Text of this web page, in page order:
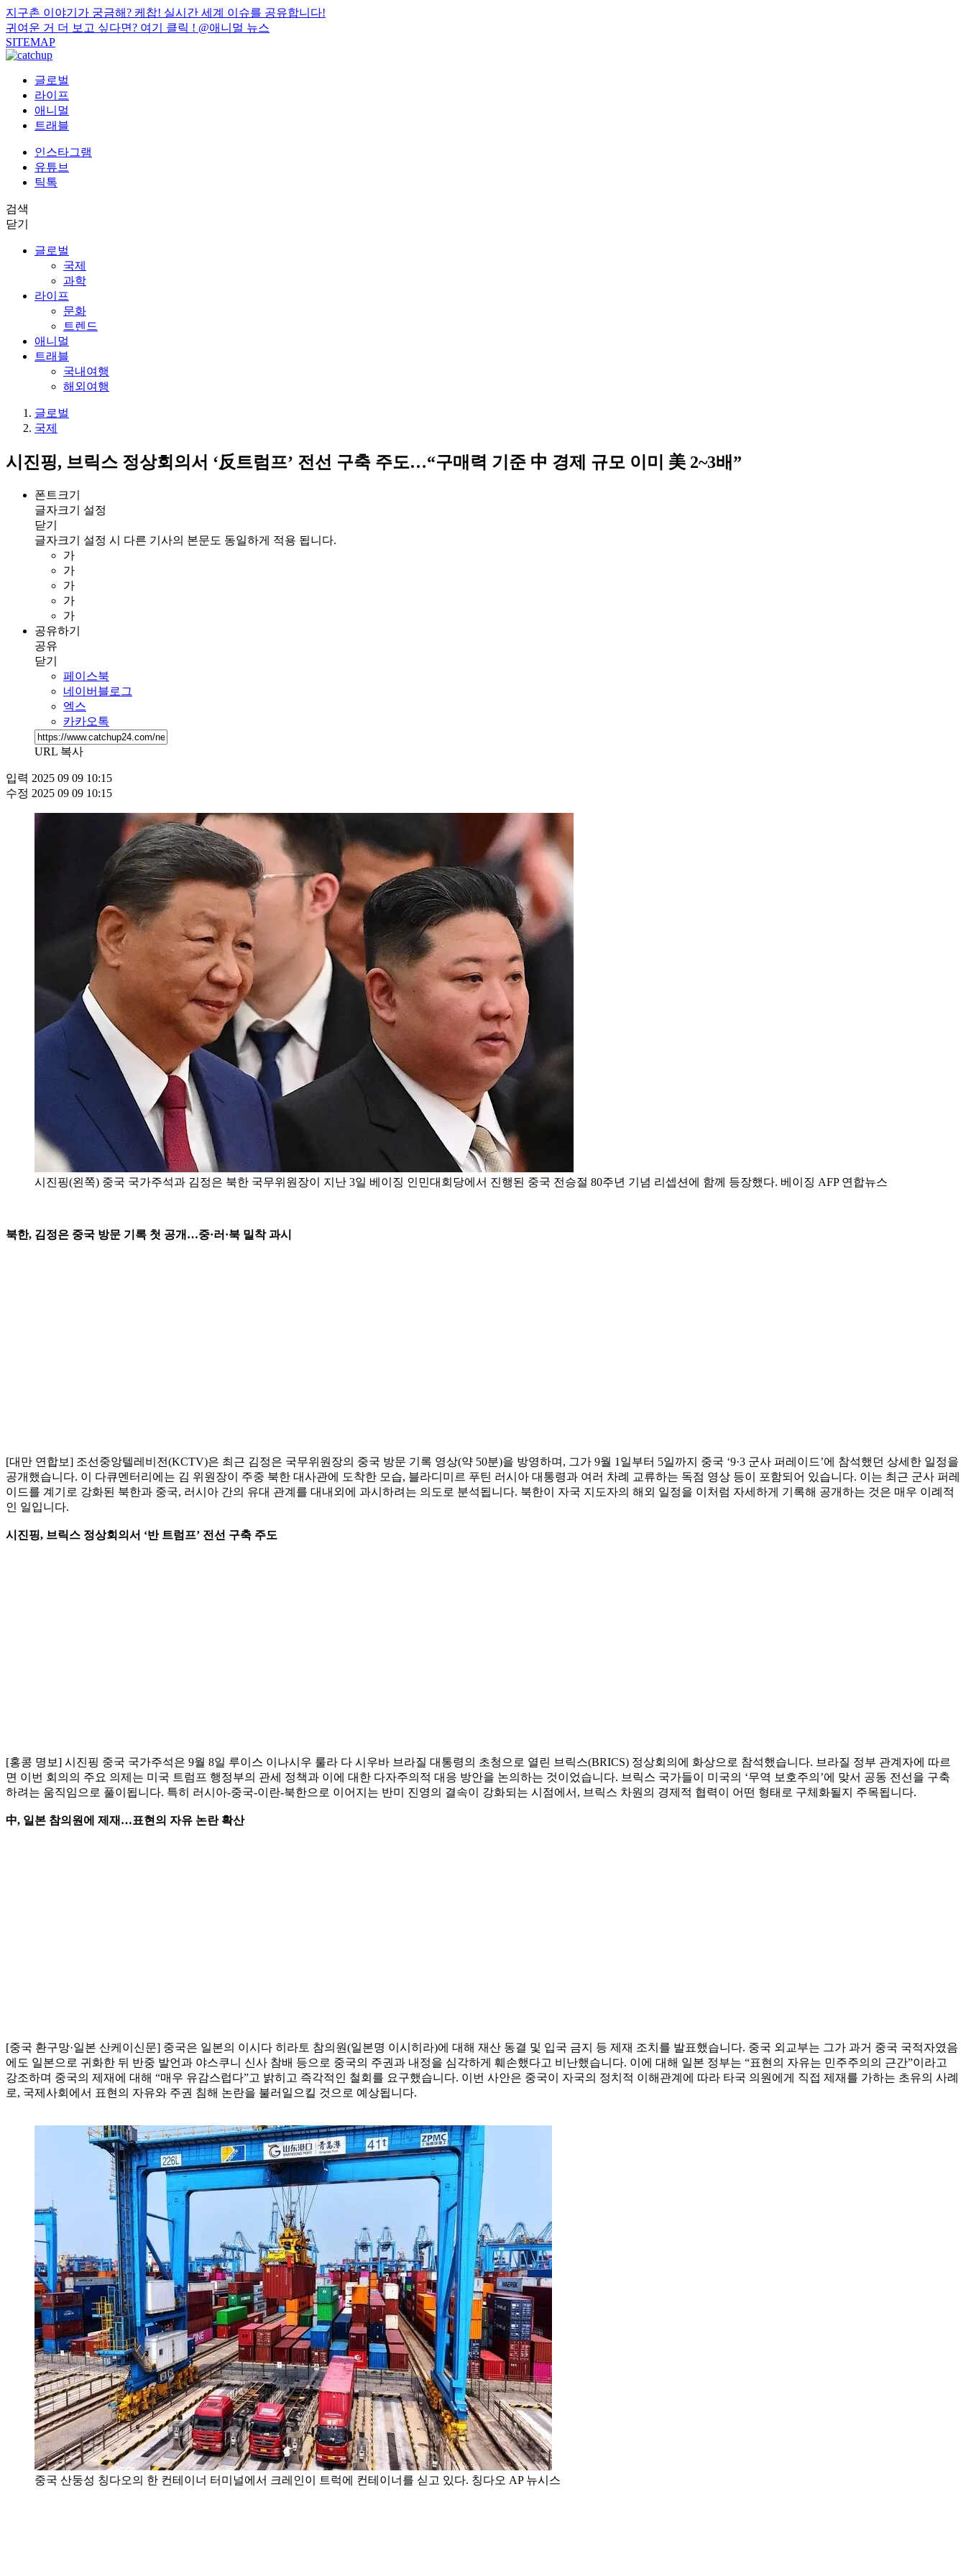
지구촌 이야기가 궁금해? 케찹! 실시간 세계 이슈를 공유합니다!
귀여운 거 더 보고 싶다면? 여기 클릭 ! @애니멀 뉴스
SITEMAP
글로벌
라이프
애니멀
트래블
인스타그램
유튜브
틱톡
검색
닫기
글로벌
국제
과학
라이프
문화
트렌드
애니멀
트래블
국내여행
해외여행
글로벌
국제
시진핑, 브릭스 정상회의서 ‘反트럼프’ 전선 구축 주도…“구매력 기준 中 경제 규모 이미 美 2~3배”
폰트크기
글자크기 설정
닫기
글자크기 설정 시 다른 기사의 본문도 동일하게 적용 됩니다.
가
가
가
가
가
공유하기
공유
닫기
페이스북
네이버블로그
엑스
카카오톡
URL 복사
입력 2025 09 09 10:15
수정 2025 09 09 10:15
시진핑(왼쪽) 중국 국가주석과 김정은 북한 국무위원장이 지난 3일 베이징 인민대회당에서 진행된 중국 전승절 80주년 기념 리셉션에 함께 등장했다. 베이징 AFP 연합뉴스
북한, 김정은 중국 방문 기록 첫 공개…중·러·북 밀착 과시
[대만 연합보] 조선중앙텔레비전(KCTV)은 최근 김정은 국무위원장의 중국 방문 기록 영상(약 50분)을 방영하며, 그가 9월 1일부터 5일까지 중국 ‘9·3 군사 퍼레이드’에 참석했던 상세한 일정을
공개했습니다. 이 다큐멘터리에는 김 위원장이 주중 북한 대사관에 도착한 모습, 블라디미르 푸틴 러시아 대통령과 여러 차례 교류하는 독점 영상 등이 포함되어 있습니다. 이는 최근 군사 퍼레
이드를 계기로 강화된 북한과 중국, 러시아 간의 유대 관계를 대내외에 과시하려는 의도로 분석됩니다. 북한이 자국 지도자의 해외 일정을 이처럼 자세하게 기록해 공개하는 것은 매우 이례적
인 일입니다.
시진핑, 브릭스 정상회의서 ‘반 트럼프’ 전선 구축 주도
[홍콩 명보] 시진핑 중국 국가주석은 9월 8일 루이스 이나시우 룰라 다 시우바 브라질 대통령의 초청으로 열린 브릭스(BRICS) 정상회의에 화상으로 참석했습니다. 브라질 정부 관계자에 따르
면 이번 회의의 주요 의제는 미국 트럼프 행정부의 관세 정책과 이에 대한 다자주의적 대응 방안을 논의하는 것이었습니다. 브릭스 국가들이 미국의 ‘무역 보호주의’에 맞서 공동 전선을 구축
하려는 움직임으로 풀이됩니다. 특히 러시아-중국-이란-북한으로 이어지는 반미 진영의 결속이 강화되는 시점에서, 브릭스 차원의 경제적 협력이 어떤 형태로 구체화될지 주목됩니다.
中, 일본 참의원에 제재…표현의 자유 논란 확산
[중국 환구망·일본 산케이신문] 중국은 일본의 이시다 히라토 참의원(일본명 이시히라)에 대해 재산 동결 및 입국 금지 등 제재 조치를 발표했습니다. 중국 외교부는 그가 과거 중국 국적자였음
에도 일본으로 귀화한 뒤 반중 발언과 야스쿠니 신사 참배 등으로 중국의 주권과 내정을 심각하게 훼손했다고 비난했습니다. 이에 대해 일본 정부는 “표현의 자유는 민주주의의 근간”이라고
강조하며 중국의 제재에 대해 “매우 유감스럽다”고 밝히고 즉각적인 철회를 요구했습니다. 이번 사안은 중국이 자국의 정치적 이해관계에 따라 타국 의원에게 직접 제재를 가하는 초유의 사례
로, 국제사회에서 표현의 자유와 주권 침해 논란을 불러일으킬 것으로 예상됩니다.
중국 산둥성 칭다오의 한 컨테이너 터미널에서 크레인이 트럭에 컨테이너를 싣고 있다. 칭다오 AP 뉴시스